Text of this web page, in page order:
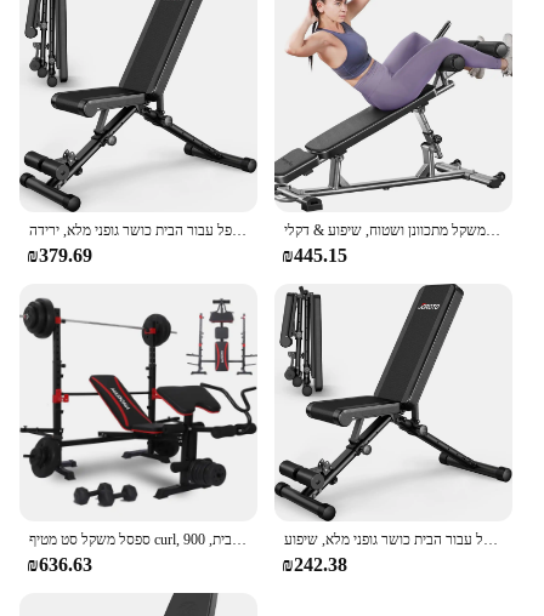
ספסל אימון מתכוונן, ספסלי אימון כוח מתקפל עבור הבית כושר גופני מלא, ירידה
₪379.69
ספסל ישיבה מקצועי עם 4 גבהים מתכווננת וידית, ספסל משקל מתכוונן ושטוח, שיפוע & דקלי
₪445.15
ספסל משקל סט מטיף curl, סט לחץ ספסל ו מתלה סקוואט, ספסלים אימון מתקפלים לבית, 900lbs, 6 ב 1 עיצוב
₪636.63
ספסל משקל, לחץ על ספסל אימון מתכוונן, ספסלי אימון כוח מתקפל עבור הבית כושר גופני מלא, שיפוע
₪242.38